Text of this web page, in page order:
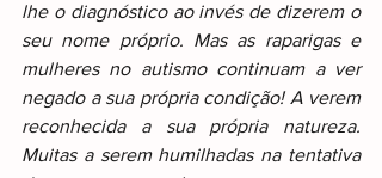
lhe o diagnóstico ao invés de dizerem o
seu nome próprio. Mas as raparigas e
mulheres no autismo continuam a ver
negado a sua própria condição! A verem
reconhecida a sua própria natureza.
Muitas a serem humilhadas na tentativa